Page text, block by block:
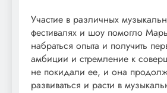
Участие в различных
фестивалях и шоу помогло
набраться опыта и получить
амбиции и стремление к
не покидали ее, и она
развиваться и расти в